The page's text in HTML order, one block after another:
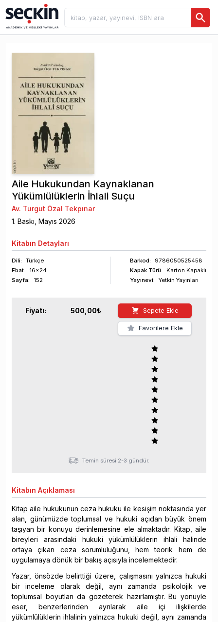
Aile Hukukundan Kaynaklanan
Yükümlülüklerin İhlali Suçu
Av. Turgut Özal Tekpınar
1. Baskı, Mayıs 2026
Kitabın Detayları
Dili:
Türkçe
Ebat:
16x24
Sayfa: 152
Barkod:
9786050525458
Kapak Türü:
Karton Kapaklı
Yayınevi:
Yetkin Yayınları
Fiyatı: 500,00₺ Sepete Ekle
Favorilere Ekle
Temin süresi 2-3 gündür.
Kitabın Açıklaması
Kitap aile hukukunun ceza hukuku ile kesişim noktasında yer
alan, günümüzde toplumsal ve hukuki açıdan büyük önem
taşıyan bir konuyu derinlemesine ele almaktadır. Kitap, aile
bireyleri arasındaki hukuki yükümlülüklerin ihlali halinde
ortaya çıkan ceza sorumluluğunu, hem teorik hem de
uygulamaya dönük bir bakış açısıyla incelemektedir.
Yazar, önsözde belirttiği üzere, çalışmasını yalnızca hukuki
bir inceleme olarak değil, aynı zamanda psikolojik ve
toplumsal boyutları da gözeterek hazırlamıştır. Bu yönüyle
eser, benzerlerinden ayrılarak aile içi ilişkilerde
yükümlülüklerin ihlalinin yalnızca hukuki değil, aynı zamanda